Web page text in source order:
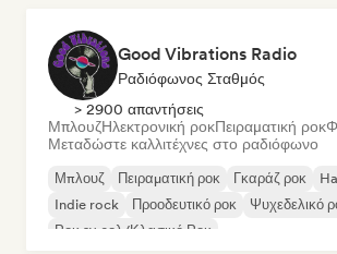
Good Vibrations Radio
Ραδιόφωνος Σταθμός
> 2900 απαντήσεις
ΜπλουζΗλεκτρονική ροκΠειραματική ροκ
Μεταδώστε καλλιτέχνες στο ραδιόφωνο
Μπλουζ Πειραματική ροκ Γκαράζ ροκ
Indie rock
Προοδευτικό ροκ
Ψυχεδελικό
Ροκ εν ρολ/Κλασικό Ροκ